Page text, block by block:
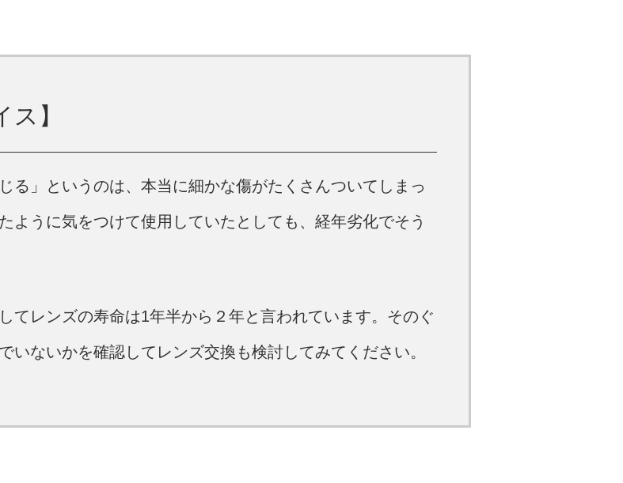
】
る」というのは、本当に細かな傷がたくさんついてしまっ
ように気をつけて使用していたとしても、経年劣化でそう
てレンズの寿命は1年半から２年と言われています。そのぐ
いないかを確認してレンズ交換も検討してみてください。